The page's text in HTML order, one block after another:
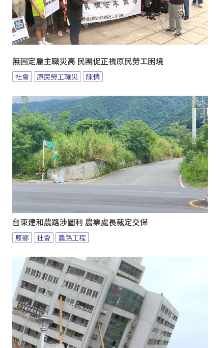
無固定雇主職災高 民團促正視原民勞工困境
社會 原民勞工職災 陳情
台東建和農路涉圖利 農業處長裁定交保
原鄉 社會 農路工程